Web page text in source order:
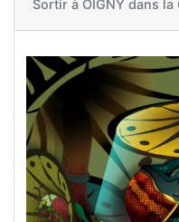
Sortir à OIGNY dans la